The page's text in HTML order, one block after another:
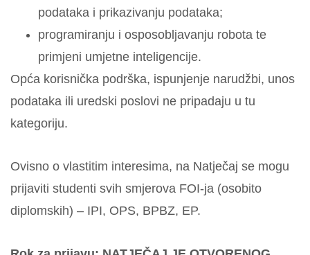
podataka i prikazivanju podataka;
programiranju i osposobljavanju robota te
primjeni umjetne inteligencije.
Opća korisnička podrška, ispunjenje narudžbi, unos
podataka ili uredski poslovi ne pripadaju u tu
kategoriju.
Ovisno o vlastitim interesima, na Natječaj se mogu
prijaviti studenti svih smjerova FOI-ja (osobito
diplomskih) – IPI, OPS, BPBZ, EP.